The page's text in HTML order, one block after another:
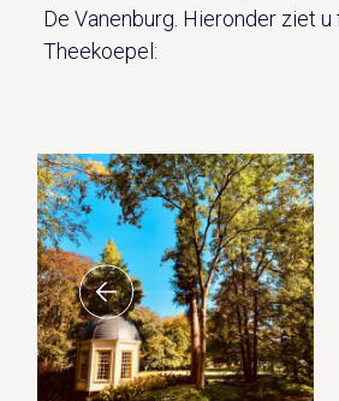
De Vanenburg. Hieronder ziet u
Theekoepel: